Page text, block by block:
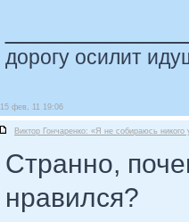
дорогу осилит
15 фев, 11 19:06
Виктор Гончаренко: «Я не собираюсь никого
Странно,
нравился?